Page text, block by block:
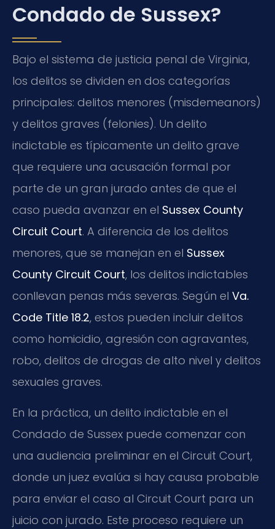
Condado de Sussex?
Bajo el sistema de justicia penal de Virginia,
los delitos se dividen en dos categorías
principales: delitos menores (misdemeanors)
y delitos graves (felonies). Un delito
indictable es típicamente un delito grave
que requiere una acusación formal por
parte de un gran jurado antes de que el
caso pueda avanzar en el Sussex County
Circuit Court. A diferencia de los delitos
menores, que se manejan en el Sussex
County Circuit Court, los delitos indictables
conllevan penas más severas. Según el Va.
Code Title 18.2, estos pueden incluir delitos
como homicidio, agresión con agravantes,
robo, delitos de drogas de alto nivel y delitos
sexuales graves.
En la práctica, un delito indictable en el
Condado de Sussex puede comenzar con
una audiencia preliminar en el Circuit Court,
donde un juez evalúa si hay causa probable
para enviar el caso al Circuit Court para un
juicio con jurado. Este proceso requiere un